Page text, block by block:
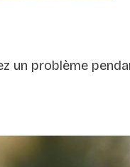
un problème